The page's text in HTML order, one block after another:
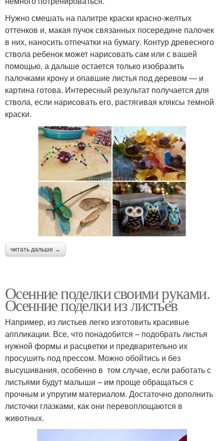
Нужно смешать на палитре краски красно-желтых
оттенков и, макая пучок связанных посередине палочек
в них, наносить отпечатки на бумагу. Контур древесного
ствола ребенок может нарисовать сам или с вашей
помощью, а дальше остается только изобразить
палочками крону и опавшие листья под деревом — и
картина готова. Интересный результат получается для
ствола, если нарисовать его, растягивая кляксы темной
краски.
читать дальше →
Осенние поделки своими руками.
Осенние поделки из листьев
Например, из листьев легко изготовить красивые
аппликации. Все, что понадобится – подобрать листья
нужной формы и расцветки и предварительно их
просушить под прессом. Можно обойтись и без
высушивания, особенно в том случае, если работать с
листьями будут малыши – им проще обращаться с
прочным и упругим материалом. Достаточно дополнить
листочки глазками, как они перевоплощаются в
животных.